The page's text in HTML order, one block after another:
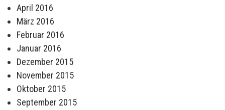
April 2016
März 2016
Februar 2016
Januar 2016
Dezember 2015
November 2015
Oktober 2015
September 2015